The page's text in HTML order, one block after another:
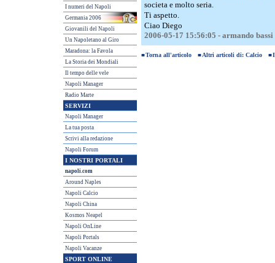
I numeri del Napoli
Germania 2006
Giovanili del Napoli
Un Napoletano al Giro
Maradona: la Favola
La Storia dei Mondiali
Il tempo delle vele
Napoli Manager
Radio Marte
SERVIZI
Napoli Manager
La tua posta
Scrivi alla redazione
Napoli Forum
I NOSTRI PORTALI
napoli.com
Around Naples
Napoli Calcio
Napoli China
Kosmos Neapel
Napoli OnLine
Napoli Portals
Napoli Vacanze
SPORT ONLINE
societa e molto seria.
Ti aspetto.
Ciao Diego
2006-05-17 15:56:05 - armando bassi
■Torna all'articolo ■ Altri articoli di: Calcio ■